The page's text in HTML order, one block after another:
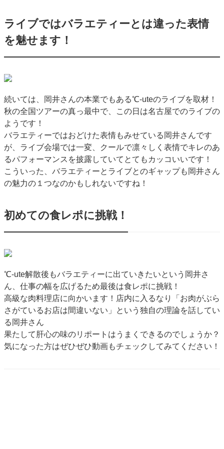
ライブではバラエティーとは違った表情
を魅せます！
続いては、岡井さんの本業でもある℃-uteのライブを取材！
秋の全国ツアーの真っ最中で、この日は名古屋でのライブの
ようです！
バラエティーではおどけた表情もみせている岡井さんです
が、ライブ会場では一変、クールで凛々しく表情でキレのあ
るパフォーマンスを披露していてとてもカッコいいです！
こういった、バラエティーとライブとのギャップも岡井さん
の魅力の１つなのかもしれないですね！
初めての食レポに挑戦！
℃-ute解散後もバラエティーに出ていきたいという岡井さ
ん、仕事の幅を広げるため最後は食レポに挑戦！
高級な肉料理店に向かいます！店内に入るなり「お肉がぶら
さがているお店は間違いない」という独自の理論を話してい
る岡井さん
果たして肝心の味のリポートはうまくできるのでしょうか？
気になった方はぜひぜひ動画もチェックしてみてください！